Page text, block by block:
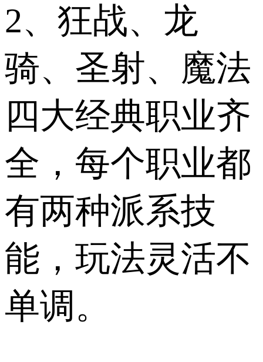
2、狂战、龙
骑、圣射、魔法
四大经典职业齐
全，每个职业都
有两种派系技
能，玩法灵活不
单调。